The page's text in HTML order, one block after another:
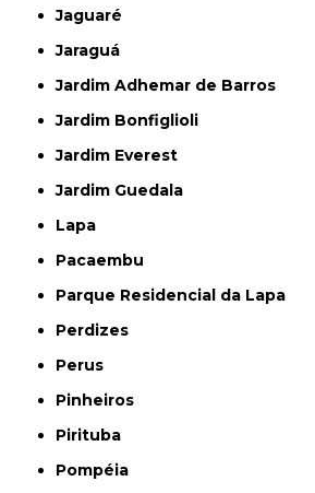
Jaguaré
Jaraguá
Jardim Adhemar de Barros
Jardim Bonfiglioli
Jardim Everest
Jardim Guedala
Lapa
Pacaembu
Parque Residencial da Lapa
Perdizes
Perus
Pinheiros
Pirituba
Pompéia